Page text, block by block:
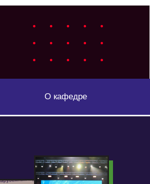
О кафедре